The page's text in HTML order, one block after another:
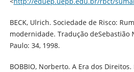
BECK, Ulrich. Sociedade de Risco:
modernidade. Tradução deSebastião
Paulo: 34, 1998.
BOBBIO, Norberto. A Era dos Direitos.